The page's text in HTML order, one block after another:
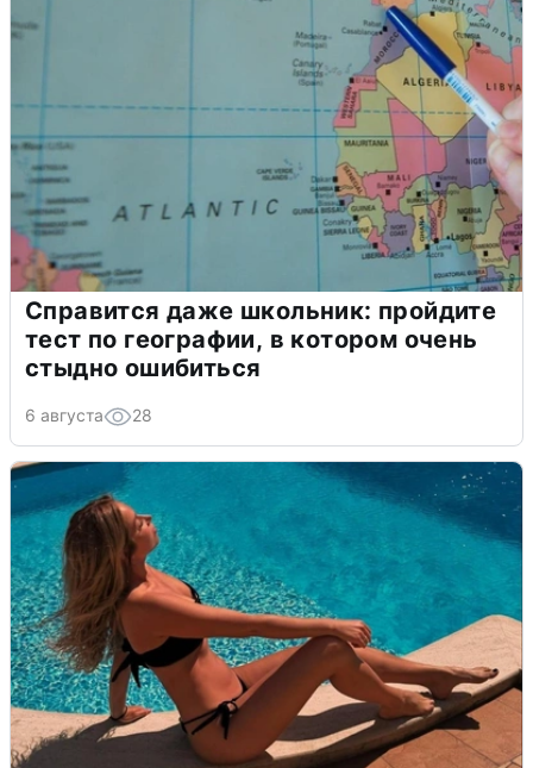
Справится даже школьник: пройдите
тест по географии, в котором очень
стыдно ошибиться
6 августа 28